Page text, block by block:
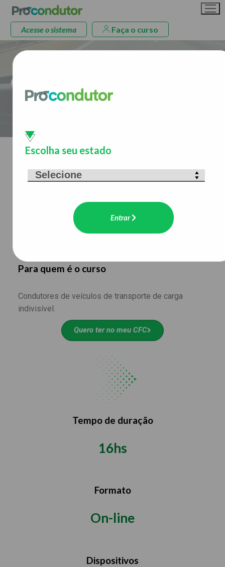
Acesse o sistema Faça o curso
Condutores de Veículos de Transporte
de Cargas Indivisíveis
Descrição
Curso com o objetivo de revisar o conhecimento dos
direção segura e o cumprimento das legislações de
trânsito e de transporte vigentes, para o exercício de
atividades remuneradas em veículos de transporte
Para quem é o curso
Condutores de veículos de transporte de carga
indivisível.
Quero ter no meu CFC
Tempo de duração
16hs
Formato
On-line
Dispositivos
Escolha seu estado
Entrar